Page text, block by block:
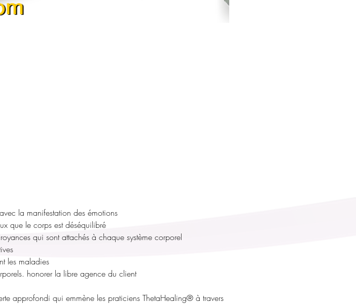
la manifestation des émotions
que le corps est déséquilibré
qui sont attachés à chaque système corporel
les maladies
honorer la libre agence du client
approfondi qui emmène les praticiens ThetaHealing® à travers